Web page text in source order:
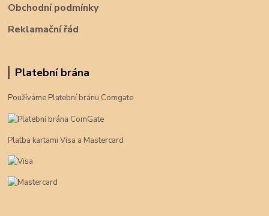
Obchodní podmínky
Reklamační řád
Platební brána
Používáme Platební bránu Comgate
Platba kartami Visa a Mastercard